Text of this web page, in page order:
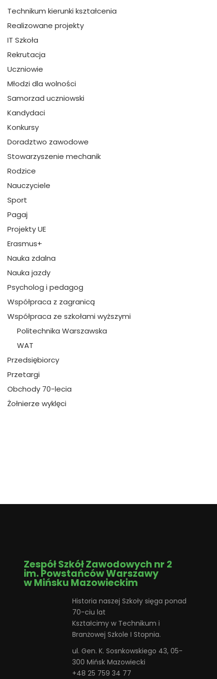
Technikum kierunki kształcenia
Realizowane projekty
IT Szkoła
Rekrutacja
Uczniowie
Młodzi dla wolności
Samorzad uczniowski
Kandydaci
Konkursy
Doradztwo zawodowe
Stowarzyszenie mechanik
Rodzice
Nauczyciele
Sport
Pagaj
Projekty UE
Erasmus+
Nauka zdalna
Nauka jazdy
Psycholog i pedagog
Współpraca z zagranicą
Współpraca ze szkołami wyższymi
Politechnika Warszawska
WAT
Przedsiębiorcy
Przetargi
Obchody 70-lecia
Żołnierze wyklęci
Zespół Szkół Zawodowych nr 2
im. Powstańców Warszawy
w Mińsku Mazowieckim
Historia naszej Szkoły sięga ponad
70-ciu lat
Kształcimy w Technikum i
Branżowej Szkole I Stopnia.
ul. Gen. K. Sosnkowskiego 43, 05-
300 Mińsk Mazowiecki
+48 25 759 34 77